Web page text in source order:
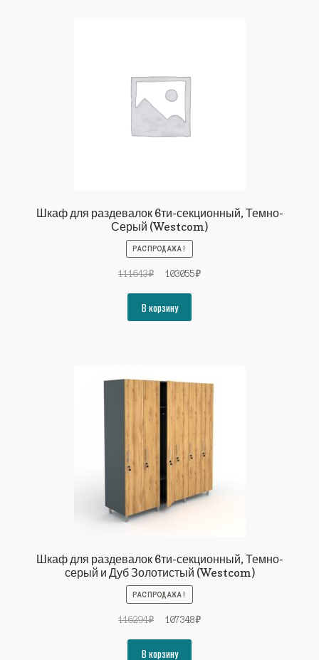
Шкаф для раздевалок 6ти-секционный, Темно-
Серый (Westcom)
РАСПРОДАЖА!
111643₽
Первоначальная
составляла
111643₽.
103055₽Текущая
В корзину
Шкаф для раздевалок 6ти-секционный, Темно-
серый и Дуб Золотистый (Westcom)
РАСПРОДАЖА!
116294₽
Первоначальная
составляла
107348₽Текущая
В корзину